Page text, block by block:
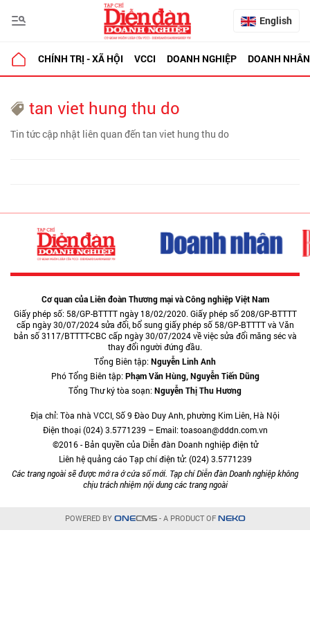
English
CHÍNH TRỊ - XÃ HỘI VCCI DOANH NGHIỆP DOANH NHÂN
tan viet hung thu do
Tin tức cập nhật liên quan đến tan viet hung thu do
Cơ quan của Liên đoàn Thương mại và Công nghiệp Việt Nam
Giấy phép số: 58/GP-BTTTT ngày 18/02/2020. Giấy phép số 208/GP-BTTTT
cấp ngày 30/07/2024 sửa đổi, bổ sung giấy phép số 58/GP-BTTTT và Văn
bản số 3117/BTTTT-CBC cấp ngày 30/07/2024 về việc sửa đổi măng séc và
thay đổi người đứng đầu.
Tổng Biên tập:Nguyễn Linh Anh
Phó Tổng Biên tập:Phạm Văn Hùng, Nguyễn Tiến Dũng
Tổng Thư ký tòa soạn:Nguyễn Thị Thu Hương
Địa chỉ: Tòa nhà VCCI, Số 9 Đào Duy Anh, phường Kim Liên, Hà Nội
Điện thoại (024) 3.5771239 – Email: toasoan@dddn.com.vn
©2016 - Bản quyền của Diễn đàn Doanh nghiệp điện tử
Liên hệ quảng cáo Tạp chí điện tử: (024) 3.5771239
Các trang ngoài sẽ được mở ra ở cửa sổ mới. Tạp chí Diễn đàn Doanh nghiệp không
chịu trách nhiệm nội dung các trang ngoài
POWERED BY ONECMS- A PRODUCT OF NEKO